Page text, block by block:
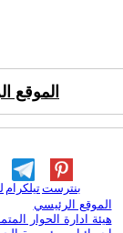
الموقع
تيلكرامبنترست
الموقع الرئيسي
هيئة ادارة الحوار